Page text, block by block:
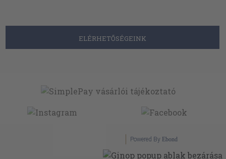
ELÉRHETŐSÉGEINK
Powered By Ebond